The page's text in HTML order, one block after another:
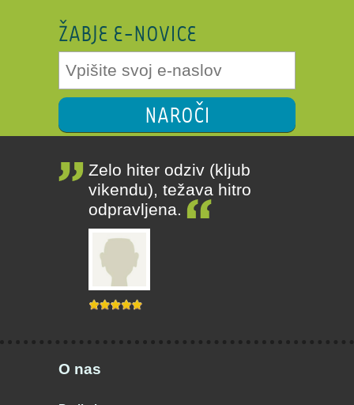
ŽABJE E-NOVICE
NAROČI
Zelo hiter odziv (kljub
vikendu), težava hitro
odpravljena.
O nas